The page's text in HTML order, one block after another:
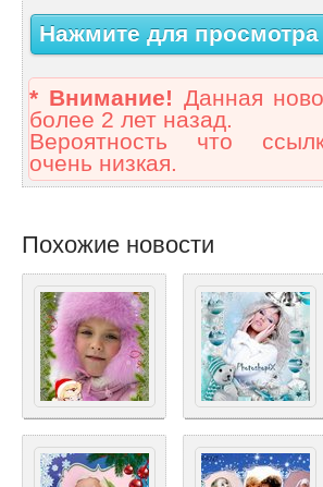
Нажмите для просмотра
* Внимание! Данная
более 2 лет назад.
Вероятность что
очень низкая.
Похожие новости